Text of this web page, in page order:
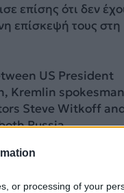
or processing of your
επίσης ότι δεν
επίσκεψή τους στη
US President
Kremlin spokesman
⁠Steve Witkoff
Russia…